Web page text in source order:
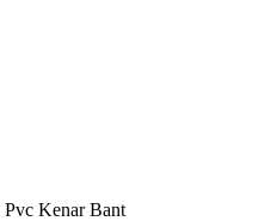
Kenar Bant